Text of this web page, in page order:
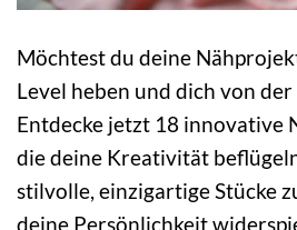
Möchtest du deine
Level heben und dich von der
Entdecke jetzt 18 innovative
die deine Kreativität
stilvolle, einzigartige Stücke
deine Persönlichkeit